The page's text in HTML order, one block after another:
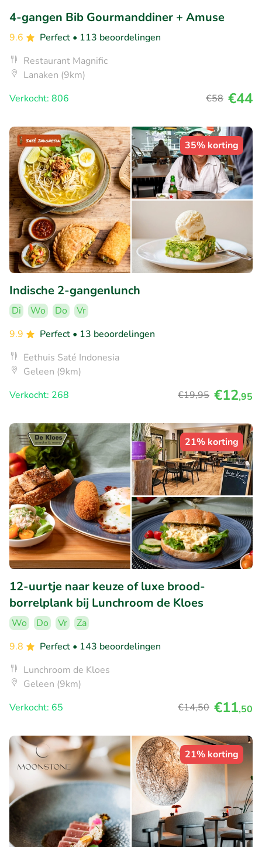
4-gangen Bib Gourmanddiner + Amuse
9.6 Perfect • 113 beoordelingen
Restaurant Magnific
Lanaken (9km)
Verkocht: 806
€58 €44
35% korting
Indische 2-gangenlunch
Di Wo Do
Vr
9.9
Perfect • 13 beoordelingen
Eethuis Saté Indonesia
Geleen (9km)
Verkocht: 268
€19,95 €12,95
21% korting
12-uurtje naar keuze of luxe brood-
borrelplank bij Lunchroom de Kloes
Wo Do Vr
Za
9.8
Perfect • 143 beoordelingen
Lunchroom de Kloes
Geleen (9km)
Verkocht: 65
€14,50 €11,50
21% korting